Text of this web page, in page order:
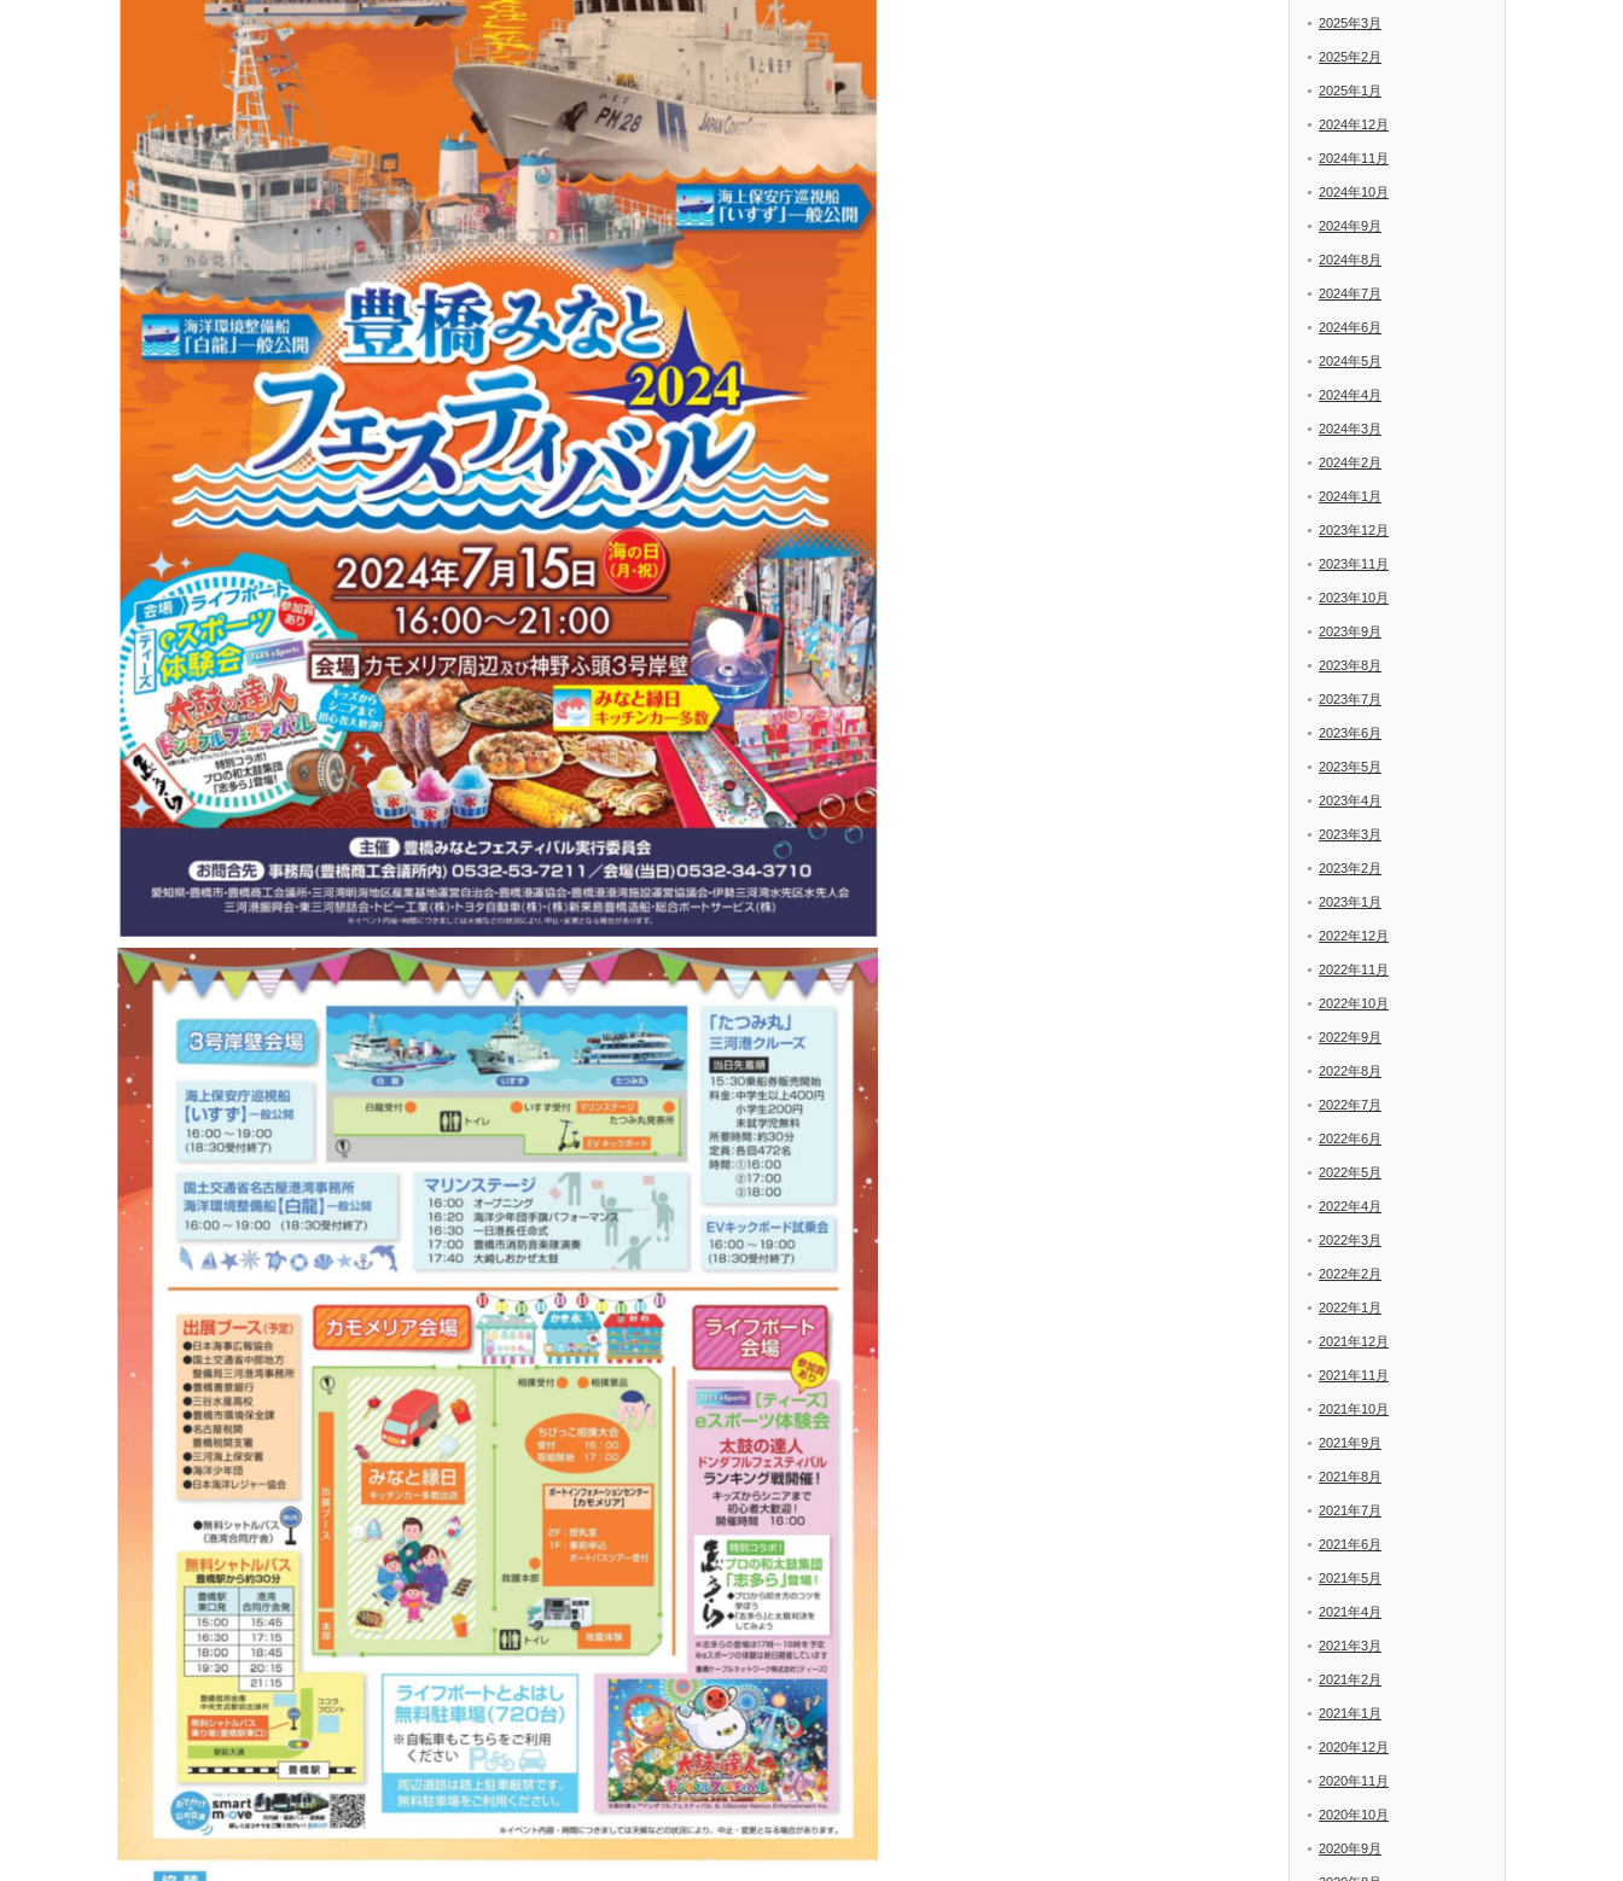
2025年3月
2025年2月
2025年1月
2024年12月
2024年11月
2024年10月
2024年9月
2024年8月
2024年7月
2024年6月
2024年5月
2024年4月
2024年3月
2024年2月
2024年1月
2023年12月
2023年11月
2023年10月
2023年9月
2023年8月
2023年7月
2023年6月
2023年5月
2023年4月
2023年3月
2023年2月
2023年1月
2022年12月
2022年11月
2022年10月
2022年9月
2022年8月
2022年7月
2022年6月
2022年5月
2022年4月
2022年3月
2022年2月
2022年1月
2021年12月
2021年11月
2021年10月
2021年9月
2021年8月
2021年7月
2021年6月
2021年5月
2021年4月
2021年3月
2021年2月
2021年1月
2020年12月
2020年11月
2020年10月
2020年9月